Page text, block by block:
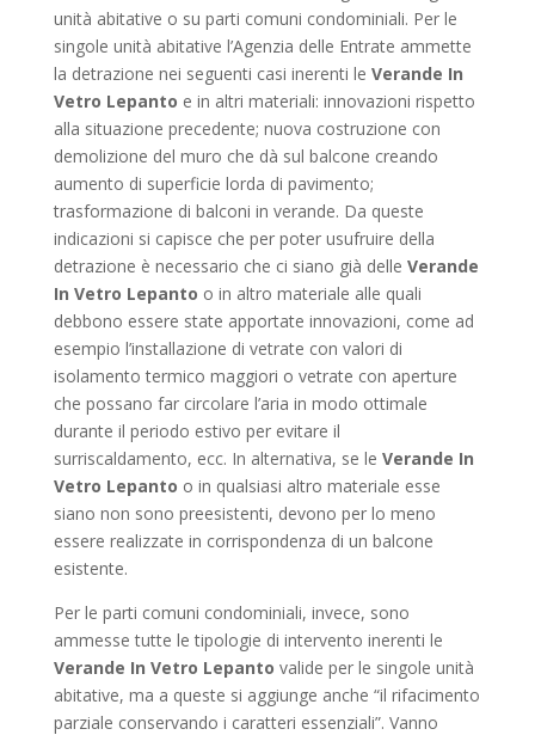
unità abitative o su parti comuni condominiali. Per le
singole unità abitative l’Agenzia delle Entrate ammette
la detrazione nei seguenti casi inerenti le Verande In
Vetro Lepanto e in altri materiali: innovazioni rispetto
alla situazione precedente; nuova costruzione con
demolizione del muro che dà sul balcone creando
aumento di superficie lorda di pavimento;
trasformazione di balconi in verande. Da queste
indicazioni si capisce che per poter usufruire della
detrazione è necessario che ci siano già delle Verande
In Vetro Lepanto o in altro materiale alle quali
debbono essere state apportate innovazioni, come ad
esempio l’installazione di vetrate con valori di
isolamento termico maggiori o vetrate con aperture
che possano far circolare l’aria in modo ottimale
durante il periodo estivo per evitare il
surriscaldamento, ecc. In alternativa, se le Verande In
Vetro Lepanto o in qualsiasi altro materiale esse
siano non sono preesistenti, devono per lo meno
essere realizzate in corrispondenza di un balcone
esistente.
Per le parti comuni condominiali, invece, sono
ammesse tutte le tipologie di intervento inerenti le
Verande In Vetro Lepanto valide per le singole unità
abitative, ma a queste si aggiunge anche “il rifacimento
parziale conservando i caratteri essenziali”. Vanno